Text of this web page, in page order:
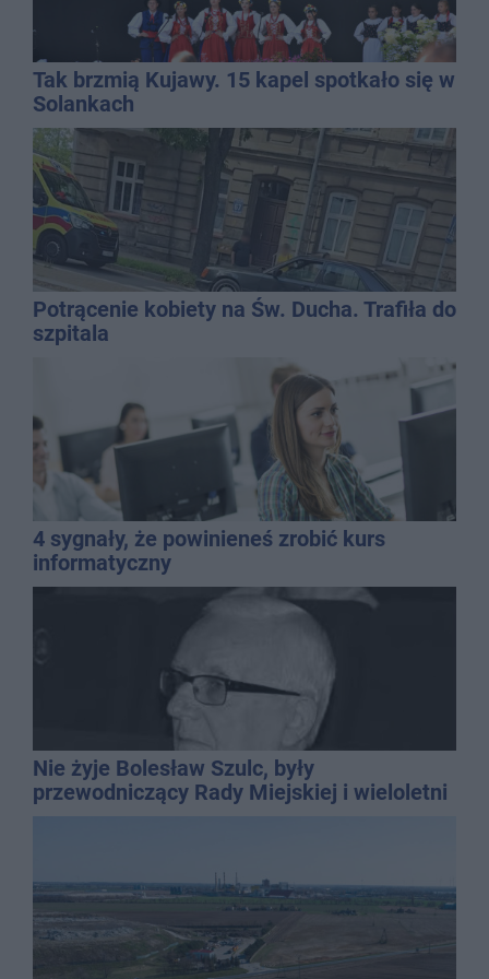
Tak brzmią Kujawy. 15 kapel spotkało się w
Solankach
Potrącenie kobiety na Św. Ducha. Trafiła do
szpitala
4 sygnały, że powinieneś zrobić kurs
informatyczny
Nie żyje Bolesław Szulc, były
przewodniczący Rady Miejskiej i wieloletni